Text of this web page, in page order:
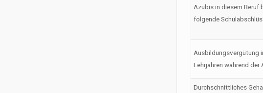
Azubis in diesem Beruf
folgende
Ausbildungsvergütung
Lehrjahren während der
Durchschnittliches